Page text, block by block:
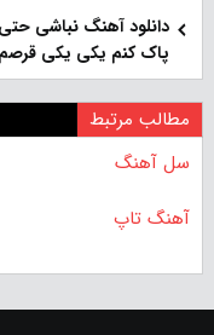
دانلود آهنگ نباشی
پاک کنم یکی یکی قرصم
مطالب مرتبط
سل آهنگ
آهنگ تاپ